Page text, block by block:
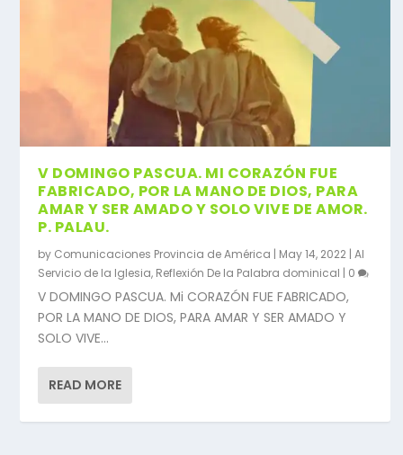
V DOMINGO PASCUA. MI CORAZÓN FUE
FABRICADO, POR LA MANO DE DIOS, PARA
AMAR Y SER AMADO Y SOLO VIVE DE AMOR.
P. PALAU.
by Comunicaciones Provincia de América | May 14, 2022 |Al
Servicio de la Iglesia, Reflexión De la Palabra dominical | 0
V DOMINGO PASCUA. Mi CORAZÓN FUE FABRICADO,
POR LA MANO DE DIOS, PARA AMAR Y SER AMADO Y
SOLO VIVE...
READ MORE